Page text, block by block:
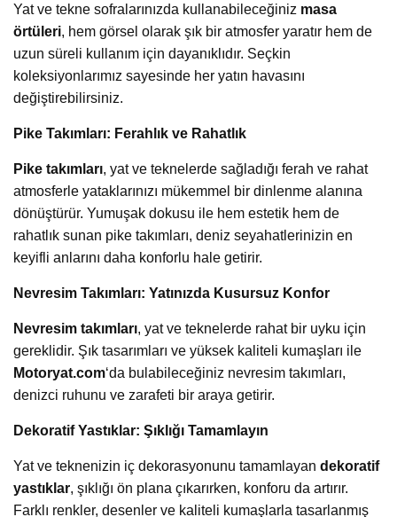
Yat ve tekne sofralarınızda kullanabileceğiniz masa
örtüleri, hem görsel olarak şık bir atmosfer yaratır hem de
uzun süreli kullanım için dayanıklıdır. Seçkin
koleksiyonlarımız sayesinde her yatın havasını
değiştirebilirsiniz.
Pike Takımları: Ferahlık ve Rahatlık
Pike takımları, yat ve teknelerde sağladığı ferah ve rahat
atmosferle yataklarınızı mükemmel bir dinlenme alanına
dönüştürür. Yumuşak dokusu ile hem estetik hem de
rahatlık sunan pike takımları, deniz seyahatlerinizin en
keyifli anlarını daha konforlu hale getirir.
Nevresim Takımları: Yatınızda Kusursuz Konfor
Nevresim takımları, yat ve teknelerde rahat bir uyku için
gereklidir. Şık tasarımları ve yüksek kaliteli kumaşları ile
Motoryat.com‘da bulabileceğiniz nevresim takımları,
denizci ruhunu ve zarafeti bir araya getirir.
Dekoratif Yastıklar: Şıklığı Tamamlayın
Yat ve teknenizin iç dekorasyonunu tamamlayan dekoratif
yastıklar, şıklığı ön plana çıkarırken, konforu da artırır.
Farklı renkler, desenler ve kaliteli kumaşlarla tasarlanmış